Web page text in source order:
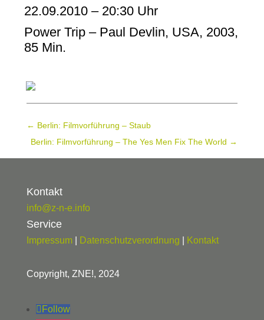
22.09.2010 – 20:30 Uhr
Power Trip – Paul Devlin, USA, 2003,
85 Min.
← Berlin: Filmvorführung – Staub
Berlin: Filmvorführung – The Yes Men Fix The World →
Kontakt
info@z-n-e.info
Service
Impressum| Datenschutzverordnung Kontakt
Copyright, ZNE!, 2024
Follow